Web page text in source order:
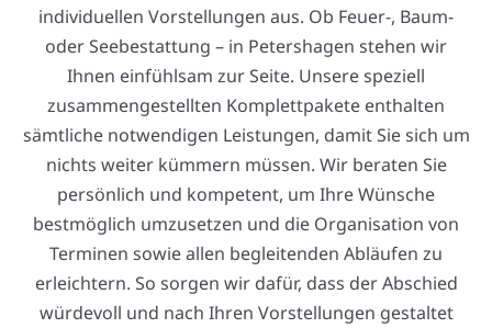
individuellen Vorstellungen aus. Ob Feuer-, Baum-
oder Seebestattung – in Petershagen stehen wir
Ihnen einfühlsam zur Seite. Unsere speziell
zusammengestellten Komplettpakete enthalten
sämtliche notwendigen Leistungen, damit Sie sich um
nichts weiter kümmern müssen. Wir beraten Sie
persönlich und kompetent, um Ihre Wünsche
bestmöglich umzusetzen und die Organisation von
Terminen sowie allen begleitenden Abläufen zu
erleichtern. So sorgen wir dafür, dass der Abschied
würdevoll und nach Ihren Vorstellungen gestaltet